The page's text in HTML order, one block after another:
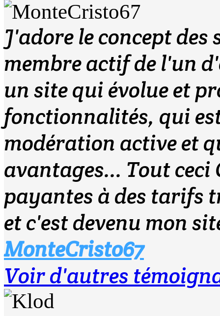
J'adore le concept
membre actif de l'un
un site qui évolue et
fonctionnalités, qui
modération active et
avantages... Tout ceci
payantes à des tarifs
et c'est devenu mon
MonteCristo67
Voir d'autres